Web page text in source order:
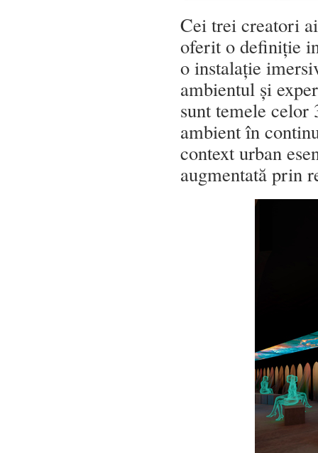
Cei trei creatori
oferit o definiție
o instalație
ambientul și
sunt temele celor
ambient în
context urban
augmentată prin